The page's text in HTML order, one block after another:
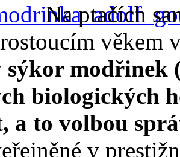
Na ptačích
věkem
sýkor modřinek
biologických
a to volbou
v